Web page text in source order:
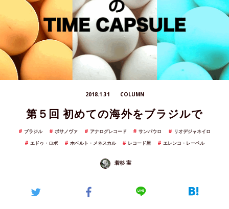
2018.1.31 COLUMN
第５回 初めての海外をブラジルで
ブラジル ボサノヴァ アナログレコード サンパウロ
リオデジャネイロ
エドゥ・ロボ
ホベルト・メネスカル レコード屋 エレンコ・レーベル
若杉 実